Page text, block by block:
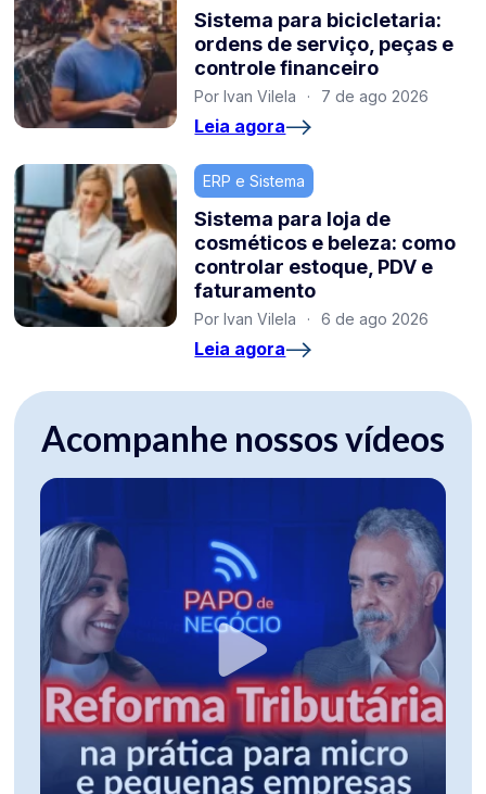
Sistema para bicicletaria:
ordens de serviço, peças e
controle financeiro
Por Ivan Vilela · 7 de ago 2026
Leia agora
ERP e Sistema
Sistema para loja de
cosméticos e beleza: como
controlar estoque, PDV e
faturamento
Por Ivan Vilela · 6 de ago 2026
Leia agora
Acompanhe nossos vídeos